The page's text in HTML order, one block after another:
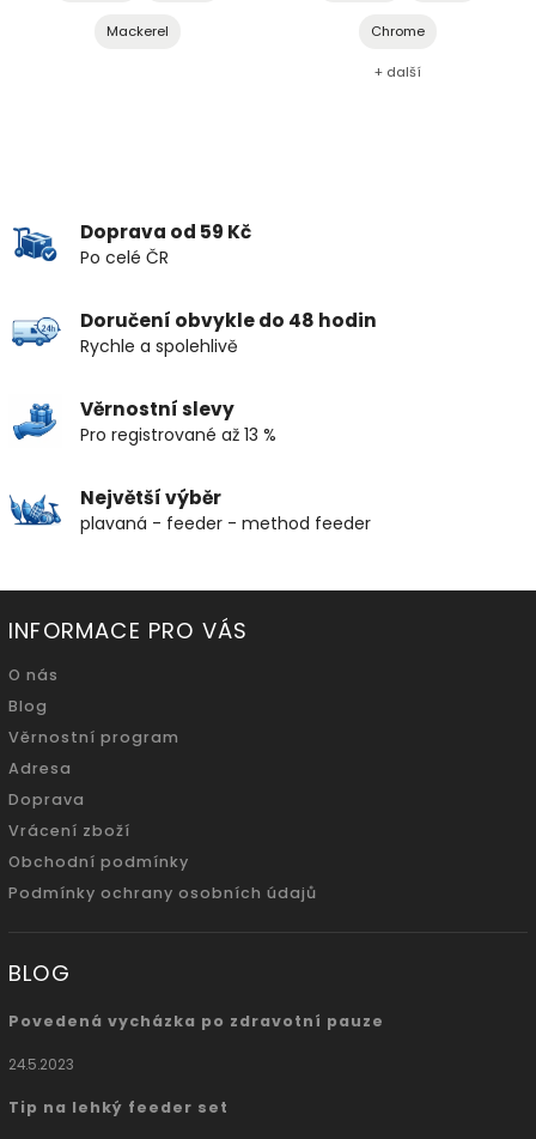
Mackerel Chrome
+ další
Doprava od 59 Kč
Po celé ČR
Doručení obvykle do 48 hodin
Rychle a spolehlivě
Věrnostní slevy
Pro registrované až 13 %
Největší výběr
plavaná - feeder - method feeder
INFORMACE PRO VÁS
O nás
Blog
Věrnostní program
Adresa
Doprava
Vrácení zboží
Obchodní podmínky
Podmínky ochrany osobních údajů
BLOG
Povedená vycházka po zdravotní pauze
24.5.2023
Tip na lehký feeder set